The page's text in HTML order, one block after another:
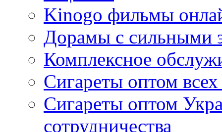
Kinogo фильмы
Дорамы с сильными
Комплексное
Сигареты оптом
Сигареты оптом
сотрудничества